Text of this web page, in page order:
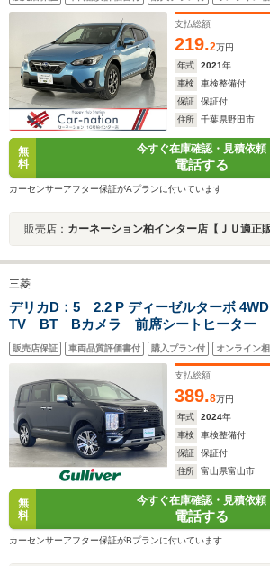
クリアビューパック/Panasonicビルトイン
TV/Blu-ray/Bluetooth/ETC/純正ドラレコ
支払総額
219.2万円
年式
2021年
車検
車検整備付
保証
保証付
住所
千葉県野田市
無
料
今すぐ在庫確認・見積依頼
電話する
カーセンサーアフター保証がAプランに付いています
販売店： カーネーション柏インター店【ＪＵ適正販
三菱
デリカD：5 2.2 P ディーゼルターボ
TV BT Bカメラ 前席シートヒーター
ート ETC 両側パワスラ レーダークル
ール レーンキープアシスト パドルシ
ングヒーター 衝突被害軽減システム
販売店保証 車両品質評価書付 購入プラン付 オンライン
支払総額
389.8万円
年式
2024年
車検
車検整備付
保証
保証付
住所
富山県富山市
無
料
今すぐ在庫確認・見積依頼
電話する
カーセンサーアフター保証がBプランに付いています